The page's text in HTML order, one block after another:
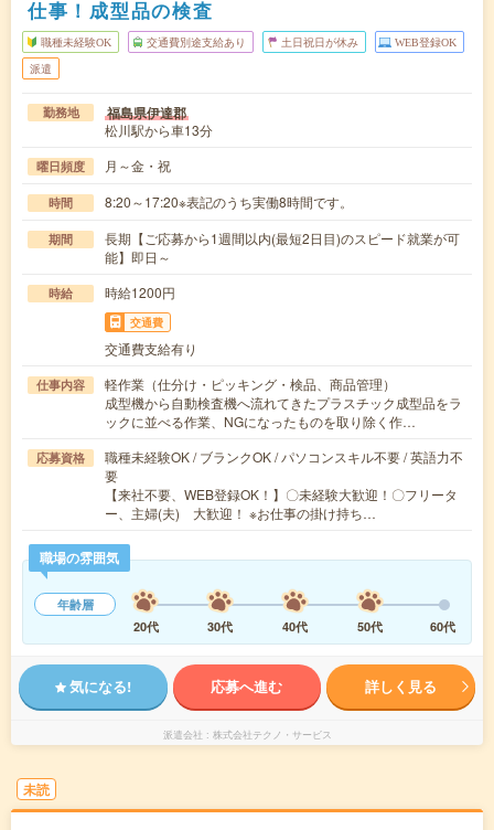
仕事！成型品の検査
職種未経験OK 交通費別途支給あり 土日祝日が休み WEB登録OK
派遣
勤務地 福島県伊達郡
松川駅から車13分
曜日頻度 月～金・祝
時間 8:20～17:20※表記のうち実働8時間です。
期間
長期【ご応募から1週間以内(最短2日目)のスピード就業が可
能】即日～
時給 時給1200円
交通費
交通費支給有り
仕事内容
軽作業（仕分け・ピッキング・検品、商品管理）
成型機から自動検査機へ流れてきたプラスチック成型品をラ
ックに並べる作業、NGになったものを取り除く作…
応募資格
職種未経験OK / ブランクOK / パソコンスキル不要 / 英語力不
要
【来社不要、WEB登録OK！】〇未経験大歓迎！〇フリータ
ー、主婦(夫) 大歓迎！ ※お仕事の掛け持ち…
職場の雰囲気
年齢層
20代
30代 40代 50代 60代
気になる! 応募へ進む 詳しく見る
派遣会社 株式会社テクノ・サービス
未読